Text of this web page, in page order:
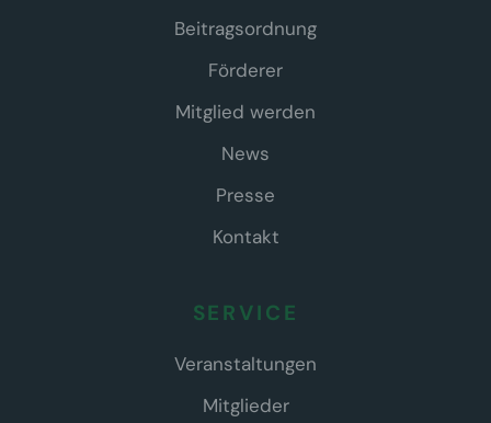
Beitragsordnung
Förderer
Mitglied werden
News
Presse
Kontakt
SERVICE
Veranstaltungen
Mitglieder